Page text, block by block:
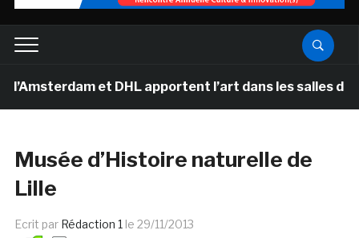
et DHL apportent l’art dans les salles de classe
Musée d’Histoire naturelle de
Lille
Ecrit par Rédaction 1 le 29/11/2013